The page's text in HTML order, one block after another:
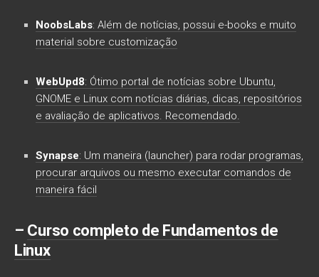
NoobsLabs: Além de notícias, possui e-books e muito
material sobre customização
WebUpd8: Ótimo portal de notícias sobre Ubuntu,
GNOME e Linux com notícias diárias, dicas, repositórios
e avaliação de aplicativos. Recomendado.
Synapse: Um maneira (launcher) para rodar programas,
procurar arquivos ou mesmo executar comandos de
maneira fácil
– Curso completo de Fundamentos de
Linux